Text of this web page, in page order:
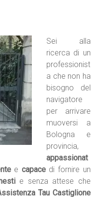
Sei alla
ricerca di un
professionist
a che non ha
bisogno del
navigatore
per arrivare
muoversi a
Bologna e
provincia,
appassionat
e capacedi fornire un
e senza attese che
Tau Castiglione